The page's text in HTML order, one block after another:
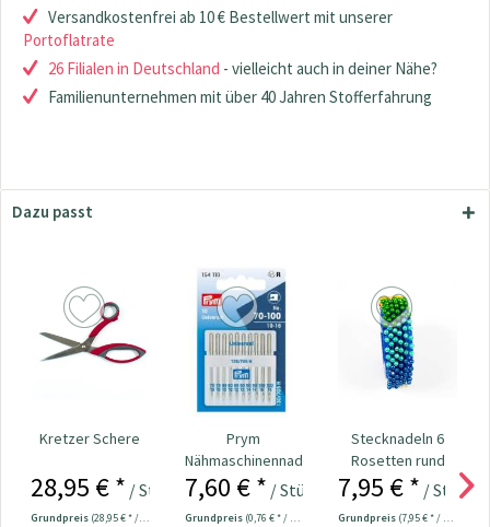
Versandkostenfrei ab 10 € Bestellwert mit unserer
Portoflatrate
26 Filialen in Deutschland - vielleicht auch in deiner Nähe?
Familienunternehmen mit über 40 Jahren Stofferfahrung
Dazu passt
Kretzer Schere
28,95 € * / Stück
Grundpreis (28,95 € * / 1 Stück)
Prym
Nähmaschinennadeln
130/705
Universal...
7,60 € * / Stück
Grundpreis (0,76 € * / 1 Stück)
Stecknadeln 6
Rosetten rund
Kopf bunt
Nr.109534
7,95 € * / Stück
Grundpreis (7,95 € * / 1 Stück)